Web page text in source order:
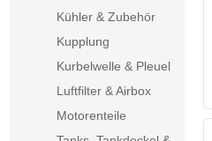
Kühler & Zubehör
Kupplung
Kurbelwelle & Pleuel
Luftfilter & Airbox
Motorenteile